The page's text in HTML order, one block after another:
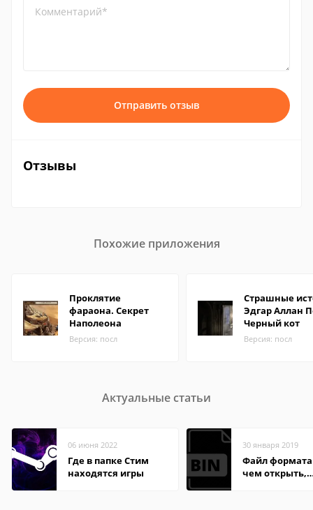
Комментарий*
Отправить отзыв
Отзывы
Похожие приложения
Проклятие
фараона. Секрет
Наполеона
Версия: посл
Страшные
Эдгар Аллан
Черный кот
Версия: посл
Актуальные статьи
06 июня 2022
Где в папке Стим
находятся игры
30 января 2019
Файл формата
чем открыть,